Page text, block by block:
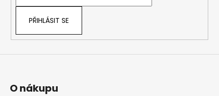
PŘIHLÁSIT SE
O nákupu